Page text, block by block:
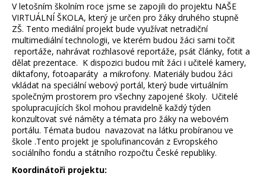
V letošním školním roce jsme se zapojili do projektu NAŠE
VIRTUÁLNÍ ŠKOLA, který je určen pro žáky druhého stupně
ZŠ. Tento mediální projekt bude využívat netradiční
multimediální technologii, ve kterém budou žáci sami točit
reportáže, nahrávat rozhlasové reportáže, psát články, fotit a
dělat prezentace. K dispozici budou mít žáci i učitelé kamery,
diktafony, fotoaparáty a mikrofony. Materiály budou žáci
vkládat na speciální webový portál, který bude virtuálním
společným prostorem pro všechny zapojené školy. Učitelé
spolupracujících škol mohou pravidelně každý týden
konzultovat své náměty a témata pro žáky na webovém
portálu. Témata budou navazovat na látku probíranou ve
škole .Tento projekt je spolufinancován z Evropského
sociálního fondu a státního rozpočtu České republiky.
Koordinátoři projektu: